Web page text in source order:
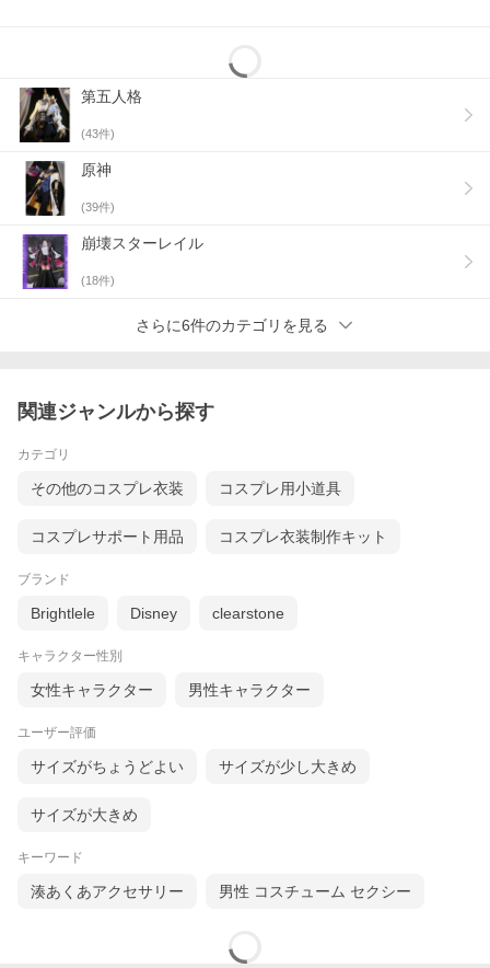
第五人格
(43件)
原神
(39件)
崩壊スターレイル
(18件)
さらに6件のカテゴリを見る
関連ジャンルから探す
カテゴリ
その他のコスプレ衣装 コスプレ用小道具
コスプレサポート用品 コスプレ衣装制作キット
ブランド
Brightlele Disney clearstone
キャラクター性別
女性キャラクター 男性キャラクター
ユーザー評価
サイズがちょうどよい サイズが少し大きめ
サイズが大きめ
キーワード
湊あくあアクセサリー 男性 コスチューム セクシー